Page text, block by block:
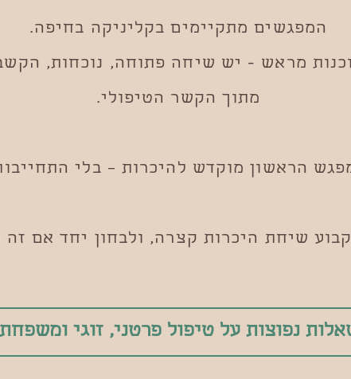
​המפגשים מתקיימים בקליניקה בחיפה.
מראש - יש שיחה פתוחה, נוכחות,
מתוך הקשר הטיפולי.
הראשון מוקדש להיכרות – בלי
שיחת היכרות קצרה, ולבחון יחד אם זה
נפוצות על טיפול פרטני, זוגי